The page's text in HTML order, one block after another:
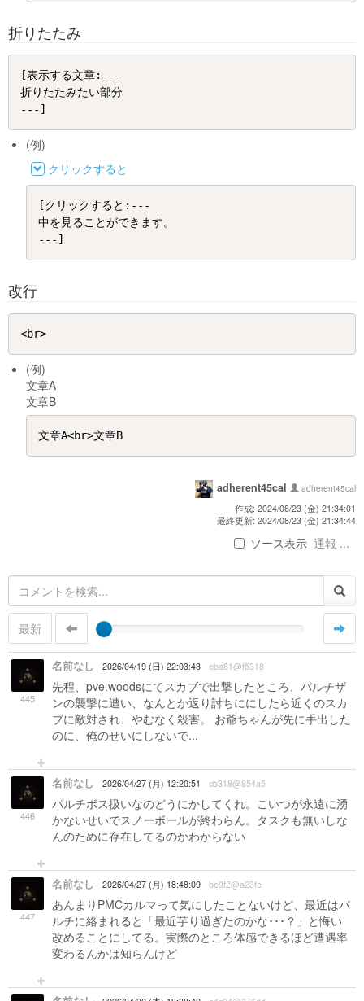
折りたたみ
[表示する文章:---
折りたたみたい部分
(例)
クリックすると
[クリックすると:---
中を見ることができます。
改行
(例)
文章A
文章B
adherent45cal
adherent45cal
作成: 2024/08/23 (金) 21:34:01
最終更新: 2024/08/23 (金) 21:34:44
ソース表示 通報 ...
最新
445
名前なし 2026/04/19 (日) 22:03:43 eba81@f5318
先程、pve.woodsにてスカブで出撃したところ、パルチザ
ンの襲撃に遭い、なんとか返り討ちににしたら近くのスカ
ブに敵対され、やむなく殺害。 お爺ちゃんが先に手出した
のに、俺のせいにしないで...
446
名前なし 2026/04/27 (月) 12:20:51 cb318@854a5
パルチボス扱いなのどうにかしてくれ。こいつが永遠に湧
かないせいでスノーボールが終わらん。タスクも無いしな
んのために存在してるのかわからない
447
名前なし 2026/04/27 (月) 18:48:09 be9f2@a23fe
あんまりPMCカルマって気にしたことないけど、最近はパ
ルチに絡まれると「最近芋り過ぎたのかな･･･？」と悔い
改めることにしてる。実際のところ体感できるほど遭遇率
変わるんかは知らんけど